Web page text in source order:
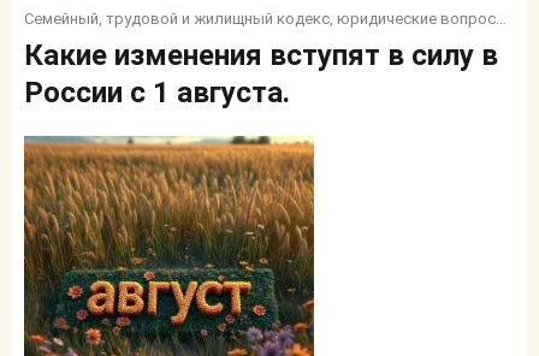
Семейный, трудовой и жилищный кодекс, юридические вопросы, налоги, социалка, финансы, пособия и тп.
Какие изменения вступят в силу в
России с 1 августа.